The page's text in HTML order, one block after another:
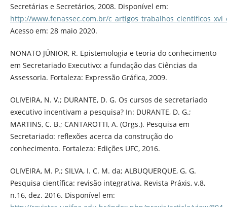
Secretárias e Secretários, 2008. Disponível em:
http://www.fenassec.com.br/
Acesso em: 28 maio 2020.
NONATO JÚNIOR, R. Epistemologia e teoria do conhecimento
em Secretariado Executivo: a fundação das Ciências da
Assessoria. Fortaleza: Expressão Gráfica, 2009.
OLIVEIRA, N. V.; DURANTE, D. G. Os cursos de secretariado
executivo incentivam a pesquisa? In: DURANTE, D. G.;
MARTINS, C. B.; CANTAROTTI, A. (Orgs.). Pesquisa em
Secretariado: reflexões acerca da construção do
conhecimento. Fortaleza: Edições UFC, 2016.
OLIVEIRA, M. P.; SILVA, I. C. M. da; ALBUQUERQUE, G. G.
Pesquisa científica: revisão integrativa. Revista Práxis, v.8,
n.16, dez. 2016. Disponível em: